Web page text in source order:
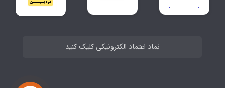
نماد اعتماد الکترونیکی کلیک کنید